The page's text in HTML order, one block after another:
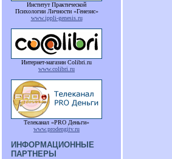
Институт Практической
Психологии Личности «Генезис»
www.ippli-genesis.ru
Интернет-магазин Colibri.ru
www.colibri.ru
Телеканал «PRO Деньги»
www.prodengitv.ru
ИНФОРМАЦИОННЫЕ
ПАРТНЕРЫ